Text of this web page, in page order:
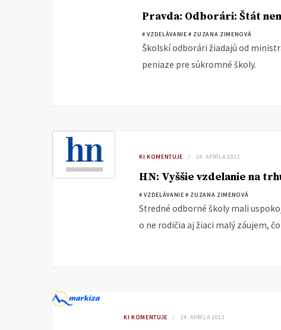
Pravda: Odborári: Štát
# VZDELÁVANIE # ZUZANA ZIMENOVÁ
Školskí odborári žiadajú od
peniaze pre súkromné školy.
KI KOMENTUJE 24. APRÍLA 2012
HN: Vyššie vzdelanie na
# VZDELÁVANIE # ZUZANA ZIMENOVÁ
Stredné odborné školy mali
o ne rodičia aj žiaci malý záujem,
KI KOMENTUJE 14. APRÍLA 2012